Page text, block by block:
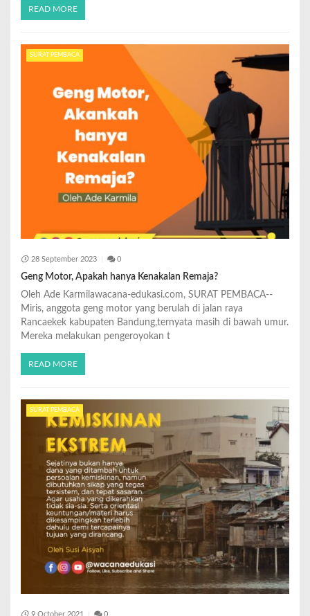
READ MORE
SURAT PEMBACA
28 September 2023 0
Geng Motor, Apakah hanya Kenakalan Remaja?
Oleh Ade Karmilawacana-edukasi.com, SURAT PEMBACA--
Miris, anggota geng motor yang berulah di jalan raya
Rancaekek kabupaten Bandung,ternyata masih di bawah umur.
Mereka melakukan pengeroyokan t
READ MORE
SURAT PEMBACA
9 October 2021 0